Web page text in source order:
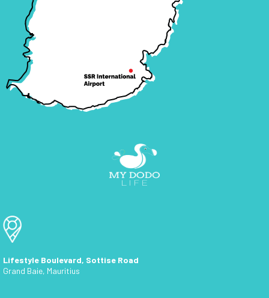
Lifestyle Boulevard, Sottise Road
Grand Baie, Mauritius